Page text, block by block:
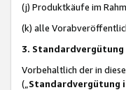
(j) Produktkäufe im
(k) alle
3. Standardvergütung
Vorbehaltlich der in
(„ Standardvergütung